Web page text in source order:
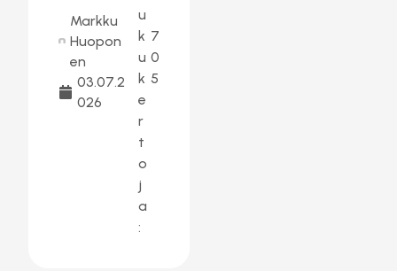
Markku
Huopon
en
03.07.2
026
u
k
u
k
e
r
t
o
j
a
:
7
0
5